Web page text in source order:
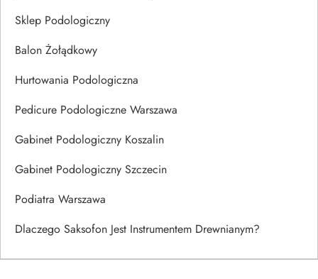
Sklep Podologiczny
Balon Żołądkowy
Hurtowania Podologiczna
Pedicure Podologiczne Warszawa
Gabinet Podologiczny Koszalin
Gabinet Podologiczny Szczecin
Podiatra Warszawa
Dlaczego Saksofon Jest Instrumentem Drewnianym?